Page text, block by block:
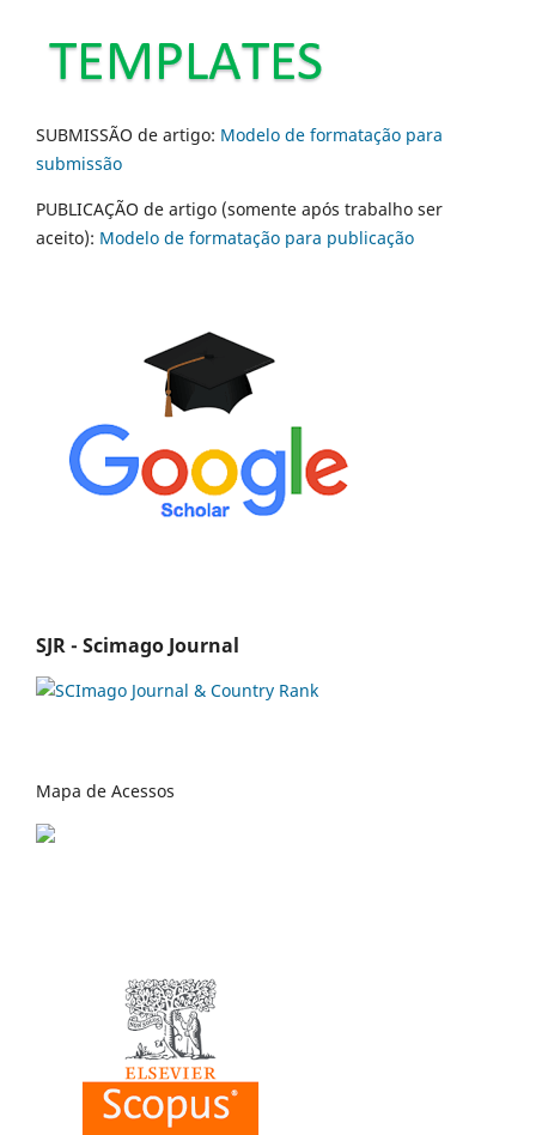
SUBMISSÃO de artigo: Modelo de formatação para
submissão
PUBLICAÇÃO de artigo (somente após trabalho ser
aceito): Modelo de formatação para publicação
SJR - Scimago Journal
Mapa de Acessos